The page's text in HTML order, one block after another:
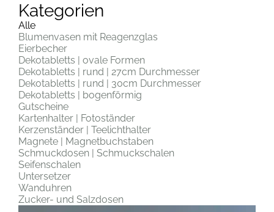
Kategorien
Blumenvasen mit Reagenzglas
Eierbecher
Dekotabletts | ovale Formen
Dekotabletts | rund | 27cm Durchmesser
Dekotabletts | rund | 30cm Durchmesser
Dekotabletts | bogenförmig
Gutscheine
Kartenhalter | Fotoständer
Kerzenständer | Teelichthalter
Magnete | Magnetbuchstaben
Schmuckdosen | Schmuckschalen
Seifenschalen
Untersetzer
Wanduhren
Zucker- und Salzdosen
Alle